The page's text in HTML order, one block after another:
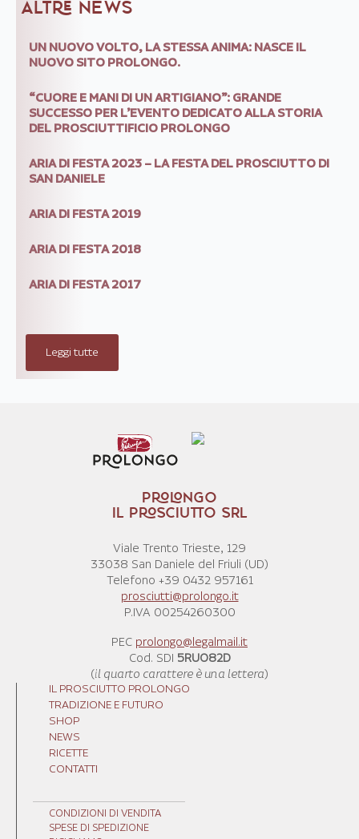
ALTRE NEWS
UN NUOVO VOLTO, LA STESSA ANIMA: NASCE IL
NUOVO SITO PROLONGO.
“CUORE E MANI DI UN ARTIGIANO”: GRANDE
SUCCESSO PER L’EVENTO DEDICATO ALLA STORIA
DEL PROSCIUTTIFICIO PROLONGO
ARIA DI FESTA 2023 – LA FESTA DEL PROSCIUTTO DI
SAN DANIELE
ARIA DI FESTA 2019
ARIA DI FESTA 2018
ARIA DI FESTA 2017
Leggi tutte
PROLONGO
IL PROSCIUTTO SRL
Viale Trento Trieste, 129
33038 San Daniele del Friuli (UD)
Telefono +39 0432 957161
prosciutti@prolongo.it
P.IVA 00254260300
PEC prolongo@legalmail.it
Cod. SDI 5RUO82D
(il quarto carattere è una lettera)
IL PROSCIUTTO PROLONGO
TRADIZIONE E FUTURO
SHOP
NEWS
RICETTE
CONTATTI
CONDIZIONI DI VENDITA
SPESE DI SPEDIZIONE